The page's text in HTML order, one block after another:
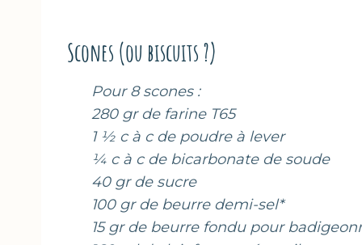
Scones (ou biscuits ?)
Pour 8 scones :
280 gr de farine T65
1 ½ c à c de poudre à lever
¼ c à c de bicarbonate de soude
40 gr de sucre
100 gr de beurre demi-sel*
15 gr de beurre fondu pour